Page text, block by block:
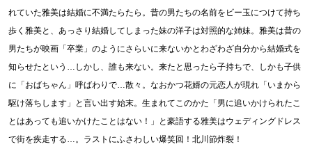
れていた雅美は結婚に不満たらたら。昔の男たちの名前をビー玉につけて持ち
歩く雅美と、あっさり結婚してしまった妹の洋子は対照的な姉妹。雅美は昔の
男たちが映画「卒業」のようにさらいに来ないかとわざわざ自分から結婚式を
知らせたという…しかし、誰も来ない。来たと思ったら子持ちで、しかも子供
に「おばちゃん」呼ばわりで…散々。なおかつ花婿の元恋人が現れ「いまから
駆け落ちします」と言い出す始末。生まれてこのかた「男に追いかけられたこ
とはあっても追いかけたことはない！」と豪語する雅美はウェディングドレス
で街を疾走する…。ラストにふさわしい爆笑回！北川節炸裂！